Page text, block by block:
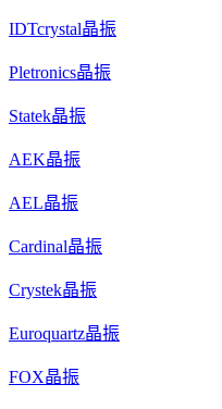
IDTcrystal晶振
Pletronics晶振
Statek晶振
AEK晶振
AEL晶振
Cardinal晶振
Crystek晶振
Euroquartz晶振
FOX晶振